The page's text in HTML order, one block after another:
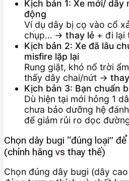
Kịch bản 1: Xe mới/ dây
động
Ví dụ dây bị cọ vào cổ
chụp… → thay lẻ + đi lại
Kịch bản 2: Xe đã lâu
misfire lặp lại
Rung giật, khó nổ trời
thấy dây chai/nứt →
Kịch bản 3: Bạn chuẩn
Dù hiện tại mới hỏng 1
chưa bảo dưỡng hệ
để giảm rủi ro dọc
Chọn dây bugi “đúng loại”
(chính hãng vs thay thế)
Chọn đúng dây bugi (dây